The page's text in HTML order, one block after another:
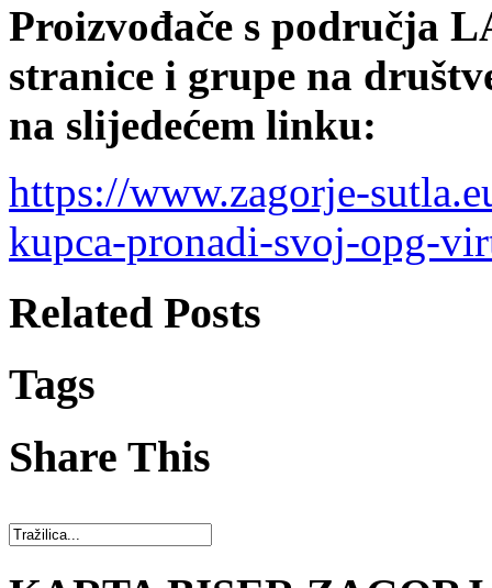
Proizvođače s područja
stranice i grupe na
na slijedećem linku:
https://www.zagorje-
kupca-pronadi-svoj-opg-
Related Posts
Tags
Share This